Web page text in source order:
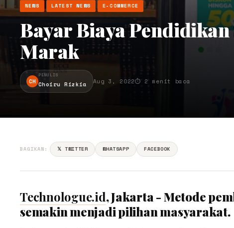
NEWS LATEST NEWS E-COMMERCE
Bayar Biaya
Marak
CH
PENULIS
Choiru Rizkia Aug 3, 2022⏱ 2 menit baca
BAGIKAN: 𝕏 TWITTER WHATSAPP FACEBOOK
Technologue.id, Jakarta - Metode
semakin menjadi pilihan masyarakat.